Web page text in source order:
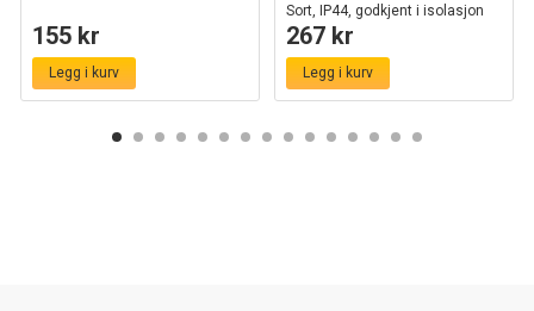
155 kr
Legg i kurv
Sort, IP44, godkjent i isolasjon
267 kr
Legg i kurv